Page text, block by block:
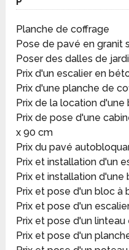
Planche de coffrage
Pose de pavé en granit
Poser des dalles de
Prix d'un escalier en
Prix d'une planche de
Prix de la location d'une
Prix de pose d'une
x 90 cm
Prix du pavé
Prix et installation d'un
Prix et installation
Prix et pose d'un bloc à
Prix et pose d'un
Prix et pose d'un
Prix et pose d'un